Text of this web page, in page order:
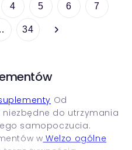
4 5 6 7
34
Od
do utrzymania
samopoczucia.
w Welzo ogólne